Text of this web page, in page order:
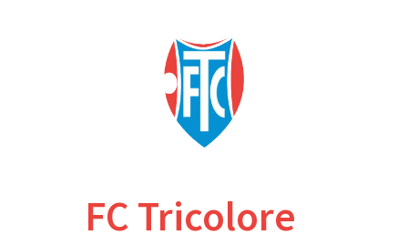
FC Tricolore